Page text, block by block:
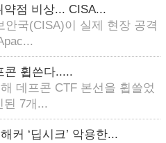
점 비상... CISA...
국(CISA)이 실제 현장 공격
콘 휩쓴다.....
데프콘 CTF 본선을 휩쓸었
된 7개...
커 ‘딥시크’ 악용한...